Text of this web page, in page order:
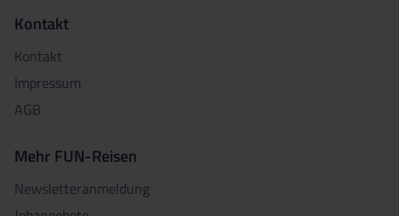
Kontakt
Kontakt
Impressum
AGB
Mehr FUN-Reisen
Newsletteranmeldung